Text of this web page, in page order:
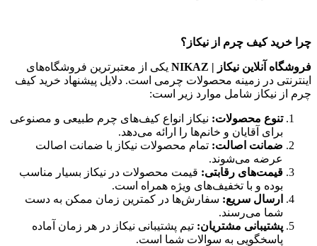
چرا خرید کیف چرم از نیکاز؟
فروشگاه آنلاین نیکاز | NIKAZ
یکی از معتبرترین فروشگاه‌های
اینترنتی در زمینه محصولات چرمی است. دلایل پیشنهاد خرید کیف
چرم از نیکاز شامل موارد زیر است:
تنوع محصولات: نیکاز انواع کیف‌های چرم طبیعی و مصنوعی
برای آقایان و خانم‌ها را ارائه می‌دهد.
ضمانت اصالت: تمام محصولات نیکاز با ضمانت اصالت
عرضه می‌شوند.
قیمت‌های رقابتی: قیمت محصولات در نیکاز بسیار مناسب
بوده و با تخفیف‌های ویژه همراه است.
ارسال سریع: سفارش‌ها در کمترین زمان ممکن به دست
شما می‌رسند.
پشتیبانی مشتریان: تیم پشتیبانی نیکاز در هر زمان آماده
پاسخگویی به سوالات شما است.